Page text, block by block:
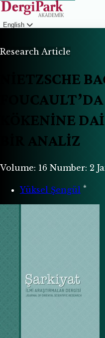
English
Research Article
NİETZSCHE
KÖKENİNE
BİR ANALİZ
Volume: 16 Number: 2
Yüksel Şengül *